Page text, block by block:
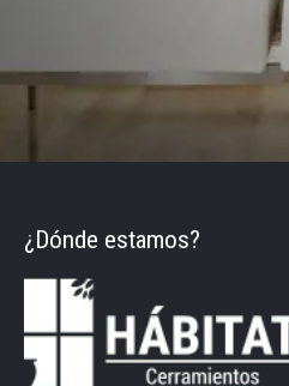
¿Dónde estamos?